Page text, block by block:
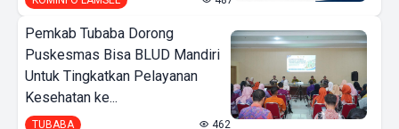
Pemkab Tubaba Dorong
Puskesmas Bisa BLUD Mandiri
Untuk Tingkatkan Pelayanan
Kesehatan ke...
TUBABA 462